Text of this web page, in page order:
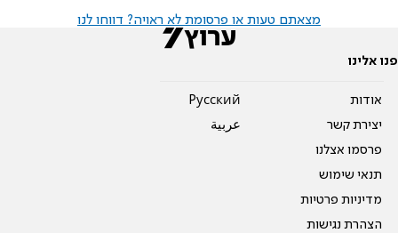
מצאתם טעות או פרסומת לא ראויה? דווחו לנו
פנו אלינו
אודות
יצירת קשר
פרסמו אצלנו
תנאי שימוש
מדיניות פרטיות
הצהרת נגישות
Pусский
عربية